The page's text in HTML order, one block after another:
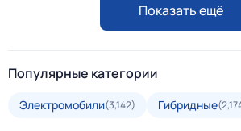
Показать ещё
Популярные категории
Электромобили(3,142) Гибридные